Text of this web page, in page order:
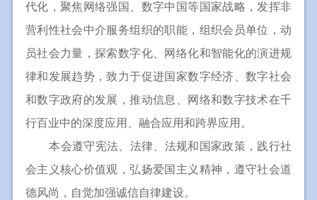
代化，聚焦网络强国、数字中国等国家战略，发挥非
营利性社会中介服务组织的职能，组织会员单位，动
员社会力量，探索数字化、网络化和智能化的演进规
律和发展趋势，致力于促进国家数字经济、数字社会
和数字政府的发展，推动信息、网络和数字技术在千
行百业中的深度应用、融合应用和跨界应用。
本会遵守宪法、法律、法规和国家政策，践行社
会主义核心价值观，弘扬爱国主义精神，遵守社会道
德风尚，自觉加强诚信自律建设。